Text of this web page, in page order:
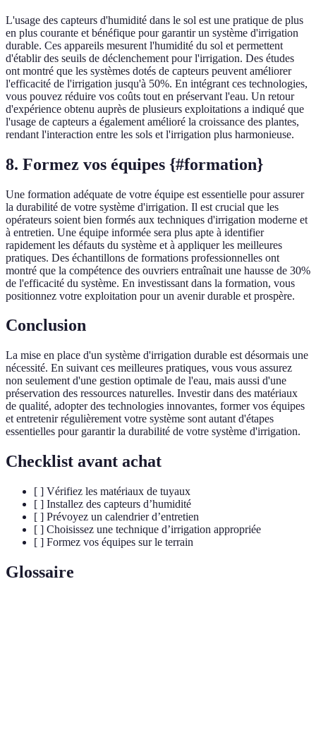
L'usage des capteurs d'humidité dans le sol est une pratique de plus
en plus courante et bénéfique pour garantir un système d'irrigation
durable. Ces appareils mesurent l'humidité du sol et permettent
d'établir des seuils de déclenchement pour l'irrigation. Des études
ont montré que les systèmes dotés de capteurs peuvent améliorer
l'efficacité de l'irrigation jusqu'à 50%. En intégrant ces technologies,
vous pouvez réduire vos coûts tout en préservant l'eau. Un retour
d'expérience obtenu auprès de plusieurs exploitations a indiqué que
l'usage de capteurs a également amélioré la croissance des plantes,
rendant l'interaction entre les sols et l'irrigation plus harmonieuse.
8. Formez vos équipes {#formation}
Une formation adéquate de votre équipe est essentielle pour assurer
la durabilité de votre système d'irrigation. Il est crucial que les
opérateurs soient bien formés aux techniques d'irrigation moderne et
à entretien. Une équipe informée sera plus apte à identifier
rapidement les défauts du système et à appliquer les meilleures
pratiques. Des échantillons de formations professionnelles ont
montré que la compétence des ouvriers entraînait une hausse de 30%
de l'efficacité du système. En investissant dans la formation, vous
positionnez votre exploitation pour un avenir durable et prospère.
Conclusion
La mise en place d'un système d'irrigation durable est désormais une
nécessité. En suivant ces meilleures pratiques, vous vous assurez
non seulement d'une gestion optimale de l'eau, mais aussi d'une
préservation des ressources naturelles. Investir dans des matériaux
de qualité, adopter des technologies innovantes, former vos équipes
et entretenir régulièrement votre système sont autant d'étapes
essentielles pour garantir la durabilité de votre système d'irrigation.
Checklist avant achat
[ ] Vérifiez les matériaux de tuyaux
[ ] Installez des capteurs d’humidité
[ ] Prévoyez un calendrier d’entretien
[ ] Choisissez une technique d’irrigation appropriée
[ ] Formez vos équipes sur le terrain
Glossaire